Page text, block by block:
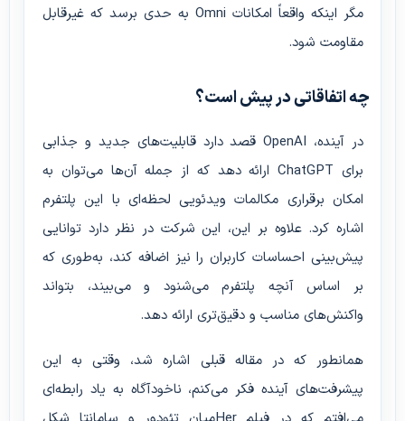
مگر اینکه واقعاً امکانات Omni به حدی برسد که غیرقابل
مقاومت شود.
چه اتفاقاتی در پیش است؟
در آینده، OpenAI قصد دارد قابلیت‌های جدید و جذابی
برای ChatGPT ارائه دهد که از جمله آن‌ها می‌توان به
امکان برقراری مکالمات ویدئویی لحظه‌ای با این پلتفرم
اشاره کرد. علاوه بر این، این شرکت در نظر دارد توانایی
پیش‌بینی احساسات کاربران را نیز اضافه کند، به‌طوری که
بر اساس آنچه پلتفرم می‌شنود و می‌بیند، بتواند
واکنش‌های مناسب و دقیق‌تری ارائه دهد.
همانطور که در مقاله قبلی اشاره شد، وقتی به این
پیشرفت‌های آینده فکر می‌کنم، ناخودآگاه به یاد رابطه‌ای